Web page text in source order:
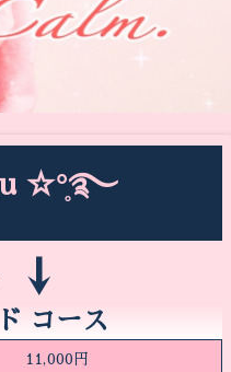
☆°̥࿐
↓
コース
11,000円